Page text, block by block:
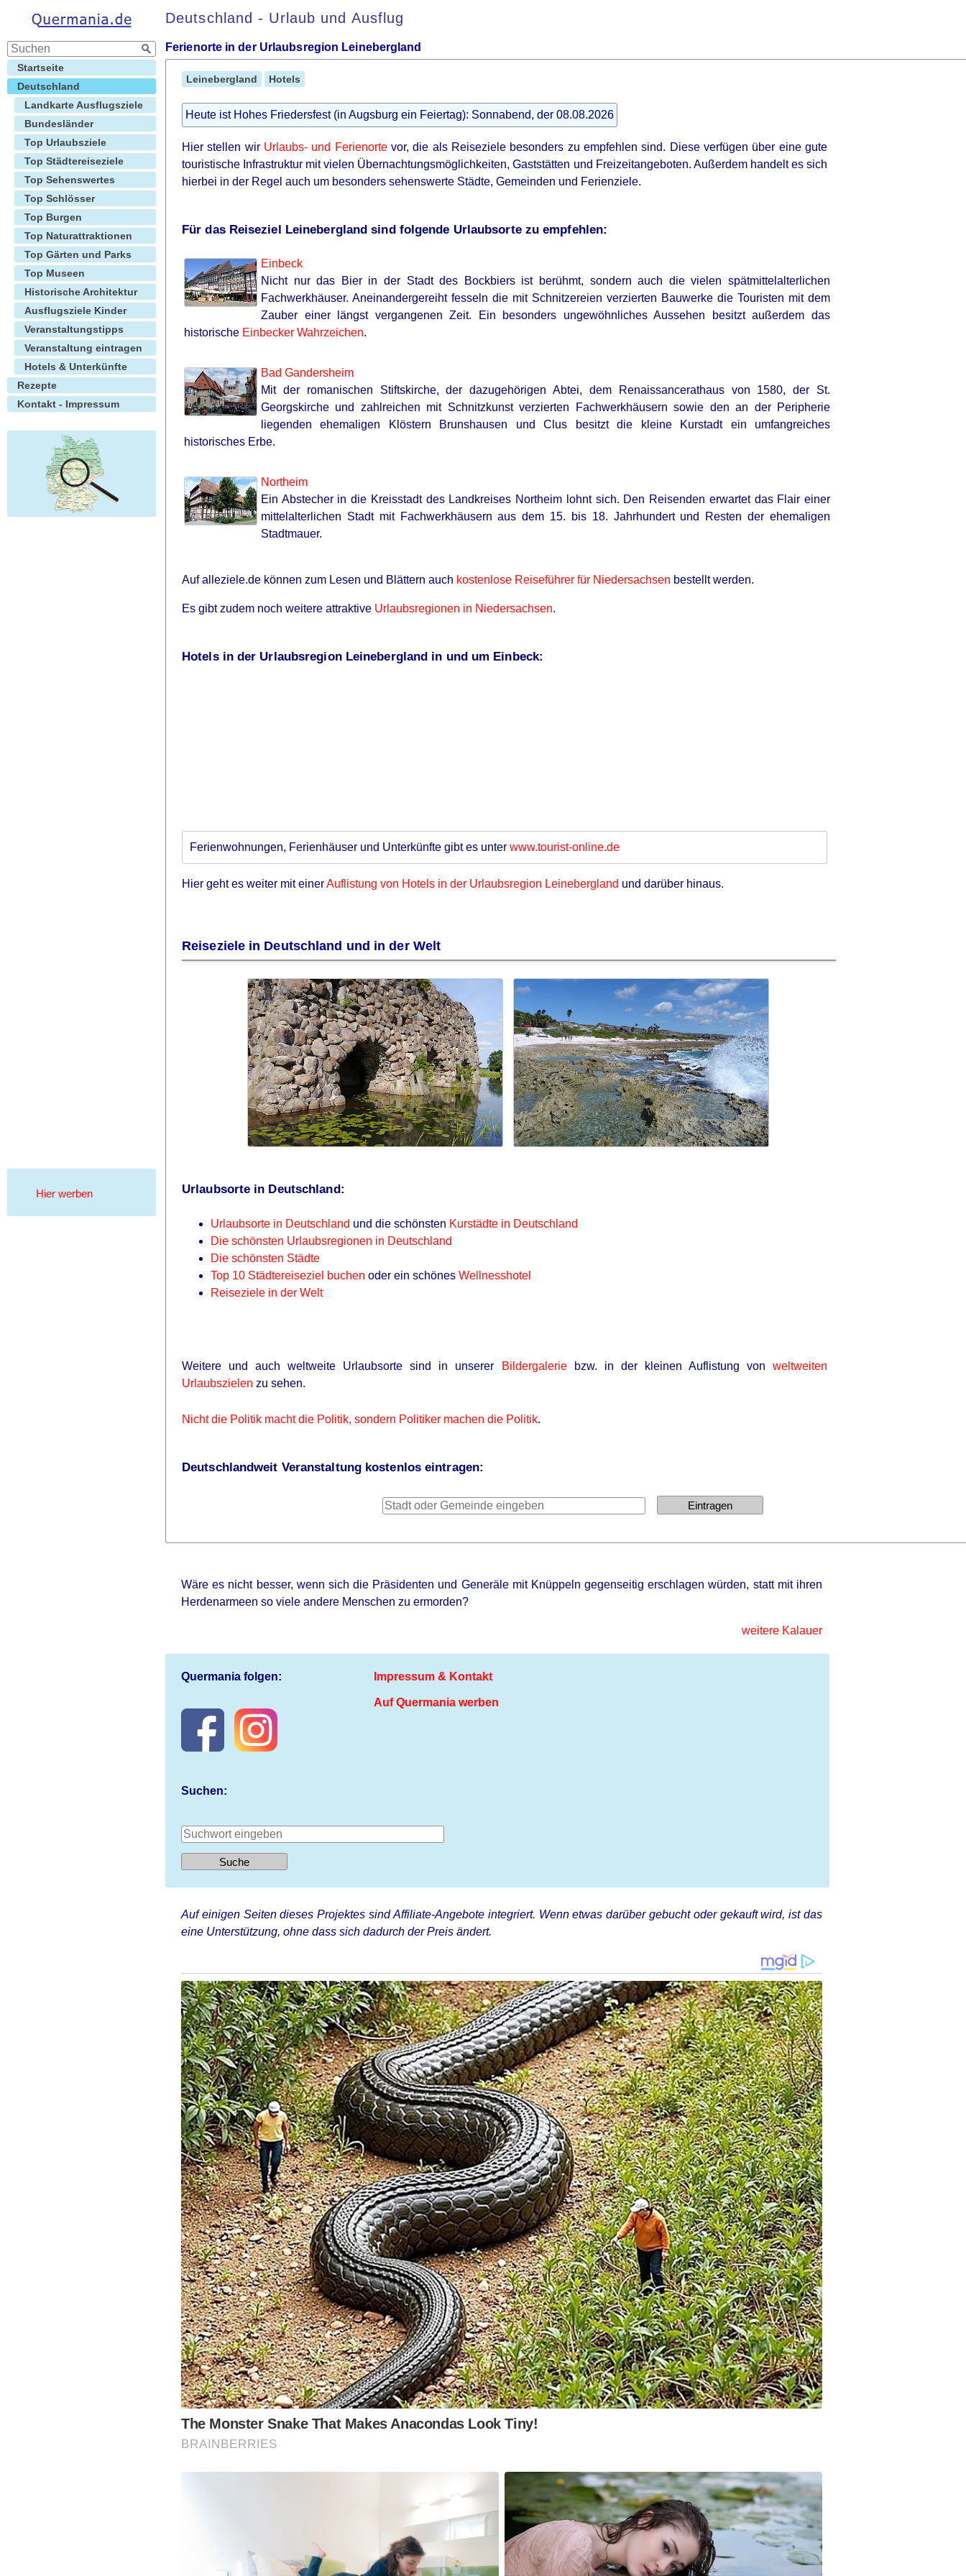
Deutschland - Urlaub und Ausflug
Ferienorte in der Urlaubsregion Leinebergland
Leinebergland Hotels
Heute ist Hohes Friedersfest (in Augsburg ein Feiertag): Sonnabend, der 08.08.2026
Hier stellen wir Urlaubs- und Ferienortevor, die als Reiseziele besonders zu empfehlen sind. Diese verfügen über eine gute
touristische Infrastruktur mit vielen Übernachtungsmöglichkeiten, Gaststätten und Freizeitangeboten. Außerdem handelt es sich
hierbei in der Regel auch um besonders sehenswerte Städte, Gemeinden und Ferienziele.
Für das Reiseziel Leinebergland sind folgende Urlaubsorte zu empfehlen:
Einbeck
Nicht nur das Bier in der Stadt des Bockbiers ist berühmt, sondern auch die vielen spätmittelalterlichen
Fachwerkhäuser. Aneinandergereiht fesseln die mit Schnitzereien verzierten Bauwerke die Touristen mit dem
Zauber einer längst vergangenen Zeit. Ein besonders ungewöhnliches Aussehen besitzt außerdem das
historische Einbecker Wahrzeichen.
Bad Gandersheim
Mit der romanischen Stiftskirche, der dazugehörigen Abtei, dem Renaissancerathaus von 1580, der St.
Georgskirche und zahlreichen mit Schnitzkunst verzierten Fachwerkhäusern sowie den an der Peripherie
liegenden ehemaligen Klöstern Brunshausen und Clus besitzt die kleine Kurstadt ein umfangreiches
historisches Erbe.
Northeim
Ein Abstecher in die Kreisstadt des Landkreises Northeim lohnt sich. Den Reisenden erwartet das Flair einer
mittelalterlichen Stadt mit Fachwerkhäusern aus dem 15. bis 18. Jahrhundert und Resten der ehemaligen
Stadtmauer.
Auf alleziele.de können zum Lesen und Blättern auch kostenlose Reiseführer für Niedersachsen bestellt werden.
Es gibt zudem noch weitere attraktive Urlaubsregionen in Niedersachsen.
Hotels in der Urlaubsregion Leinebergland in und um Einbeck:
Ferienwohnungen, Ferienhäuser und Unterkünfte gibt es unter www.tourist-online.de
Hier geht es weiter mit einerAuflistung von Hotels in der Urlaubsregion Leinebergland und darüber hinaus.
Reiseziele in Deutschland und in der Welt
Urlaubsorte in Deutschland:
Urlaubsorte in Deutschland und die schönsten Kurstädte in Deutschland
Die schönsten Urlaubsregionen in Deutschland
Die schönsten Städte
Top 10 Städtereiseziel buchen oder ein schönes Wellnesshotel
Reiseziele in der Welt
Weitere und auch weltweite Urlaubsorte sind in unserer Bildergaleriebzw. in der kleinen Auflistung vonweltweiten
Urlaubszielen zu sehen.
Nicht die Politik macht die Politik, sondern Politiker machen die Politik.
Deutschlandweit Veranstaltung kostenlos eintragen:
Wäre es nicht besser, wenn sich die Präsidenten und Generäle mit Knüppeln gegenseitig erschlagen würden, statt mit ihren
Herdenarmeen so viele andere Menschen zu ermorden?
weitere Kalauer
Quermania folgen: Impressum & Kontakt
Auf Quermania werben
Suchen:
Auf einigen Seiten dieses Projektes sind Affiliate-Angebote integriert. Wenn etwas darüber gebucht oder gekauft wird, ist das
eine Unterstützung, ohne dass sich dadurch der Preis ändert.
Hier werben
Startseite
Deutschland
Landkarte Ausflugsziele
Bundesländer
Top Urlaubsziele
Top Städtereiseziele
Top Sehenswertes
Top Schlösser
Top Burgen
Top Naturattraktionen
Top Gärten und Parks
Top Museen
Historische Architektur
Ausflugsziele Kinder
Veranstaltungstipps
Veranstaltung eintragen
Hotels & Unterkünfte
Rezepte
Kontakt - Impressum